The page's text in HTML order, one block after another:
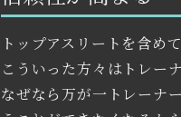
トップアスリートを含め
こういった方々はトレー
なぜなら万が一トレーナ